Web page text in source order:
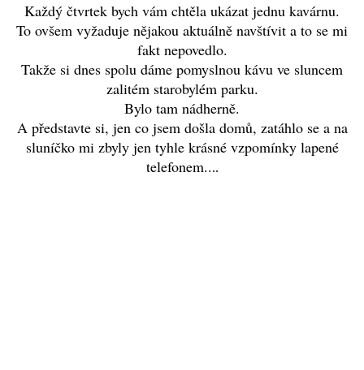
Každý čtvrtek bych vám chtěla ukázat jednu kavárnu.
To ovšem vyžaduje nějakou aktuálně navštívit a to se mi
fakt nepovedlo.
Takže si dnes spolu dáme pomyslnou kávu ve sluncem
zalitém starobylém parku.
Bylo tam nádherně.
A představte si, jen co jsem došla domů, zatáhlo se a na
sluníčko mi zbyly jen tyhle krásné vzpomínky lapené
telefonem....